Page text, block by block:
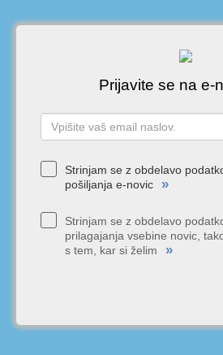
Prijavite se na e-
Strinjam se z obdelavo
pošiljanja e-novic
»
Strinjam se z obdelavo
prilagajanja vsebine novic,
s tem, kar si želim
»